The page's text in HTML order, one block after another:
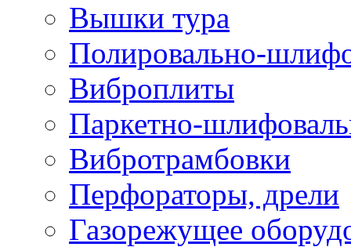
Вышки тура
Полировально-
Виброплиты
Паркетно-
Вибротрамбовки
Перфораторы, дрели
Газорежущее